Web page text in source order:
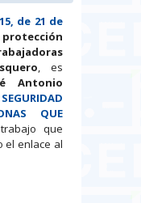
de 21 de
protección
, es
Antonio
QUE
trabajo que
el enlace al